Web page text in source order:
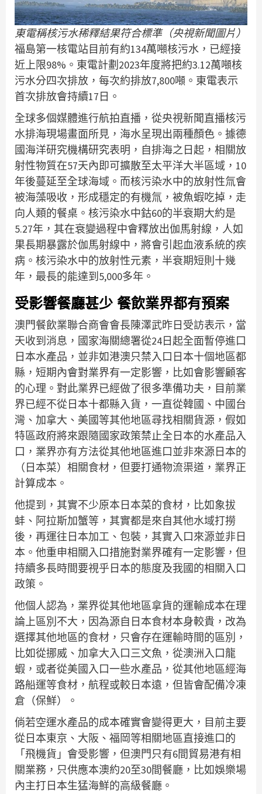
東電稱核污水稀釋結果符合標準（央視新聞圖片）
福島第一核電站目前有約134萬噸核污水，已經接
近上限98%。東電計劃2023年度將把約3.12萬噸核
污水分四次排放，每次約排放7,800噸。東電表示
首次排放會持續17日。
全球多個媒體進行航拍直播，從央視新聞直播核污
水排海現場畫面所見，海水呈現出兩種顏色。據德
國海洋研究機構研究表明，自排海之日起，相關放
射性物質在57天內即可擴散至太平洋大半區域，10
年後蔓延至全球海域。而核污染水中的放射性氚會
被海藻吸收，形成穩定的有機氚，被魚蝦吃掉，走
向人類的餐桌。核污染水中鈷60的半衰期大約是
5.27年，其在衰變過程中會釋放出伽馬射線，人如
果長期暴露於伽馬射線中，將會引起血液系統的疾
病。核污染水中的放射性元素，半衰期短則十幾
年，最長的能達到5,000多年。
受影響餐廳甚少 餐飲業界都有預案
澳門餐飲業聯合商會會長陳澤武昨日受訪表示，當
天收到消息，國家海關總署從24日起全面暫停進口
日本水產品，並非如港澳只禁入口日本十個地區都
縣，短期內會對業界有一定影響，比如會影響顧客
的心理。對此業界已經做了很多準備功夫，目前業
界已經不從日本十都縣入貨，一直從韓國、中國台
灣、加拿大、美國等其他地區尋找相關貨源，假如
特區政府將來跟隨國家政策禁止全日本的水產品入
口，業界亦有方法從其他地區進口並非來源日本的
（日本菜）相關食材，但要打通物流渠道，業界正
計算成本。
他提到，其實不少原本日本菜的食材，比如象拔
蚌、阿拉斯加蟹等，其實都是來自其他水域打撈
後，再運往日本加工、包裝，其實入口來源並非日
本。他重申相關入口措施對業界確有一定影響，但
持續多長時間要視乎日本的態度及我國的相關入口
政策。
他個人認為，業界從其他地區拿貨的運輸成本在理
論上區別不大，因為源自日本食材本身較貴，改為
選擇其他地區的食材，只會存在運輸時間的區別，
比如從挪威、加拿大入口三文魚，從澳洲入口龍
蝦，或者從美國入口一些水產品，從其他地區經海
路船運等食材，航程或較日本遠，但皆會配備冷凍
倉（保鮮）。
倘若空運水產品的成本確實會變得更大，目前主要
從日本東京、大阪、福岡等相關地區直接進口的
「飛機貨」會受影響，但澳門只有6間貿易港有相
關業務，只供應本澳約20至30間餐廳，比如娛樂場
內主打日本生猛海鮮的高級餐廳。